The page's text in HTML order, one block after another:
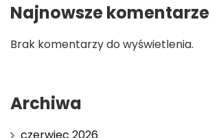
Najnowsze komentarze
Brak komentarzy do wyświetlenia.
Archiwa
czerwiec 2026